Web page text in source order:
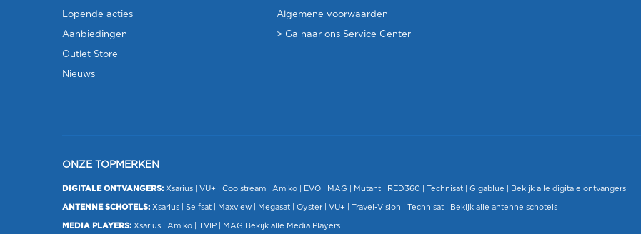
Lopende acties
Aanbiedingen
Outlet Store
Nieuws
Algemene voorwaarden
> Ga naar ons Service Center
ONZE TOPMERKEN
DIGITALE ONTVANGERS: Xsarius VU+ | Coolstream | Amiko EVO MAG Mutant | RED360 | Technisat Gigablue Bekijk alle digitale ontvangers
ANTENNE SCHOTELS: Xsarius Selfsat Maxview Megasat | Oyster | VU+ Travel-Vision Technisat Bekijk alle antenne schotels
MEDIA PLAYERS: Xsarius Amiko TVIP MAG Bekijk alle Media Players